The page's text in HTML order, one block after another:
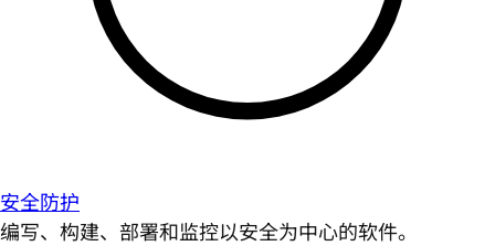
安全防护
编写、构建、部署和监控以安全为中心的软件。